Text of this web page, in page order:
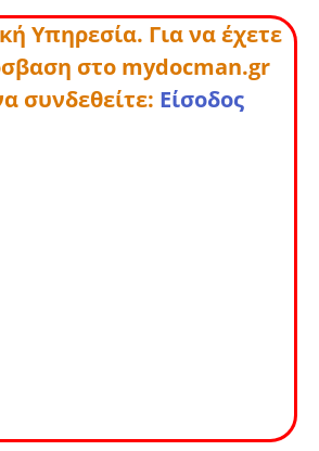
Υπηρεσία. Για να έχετε
στο mydocman.gr
συνδεθείτε: Είσοδος